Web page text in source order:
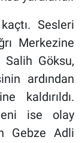
Sesleri
Merkezine
Göksu,
ardından
kaldırıldı.
ise olay
Gebze Adli